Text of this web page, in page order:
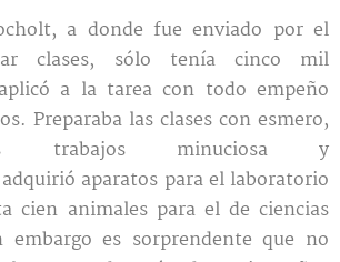
a donde fue enviado por el
clases, sólo tenía cinco mil
a la tarea con todo empeño
Preparaba las clases con esmero,
trabajos minuciosa y
aparatos para el laboratorio
cien animales para el de ciencias
embargo es sorprendente que no